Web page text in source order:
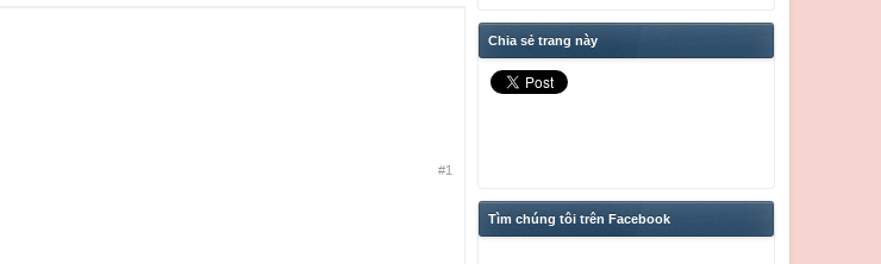
#1
Chia sẻ trang này
Tìm chúng tôi trên Facebook